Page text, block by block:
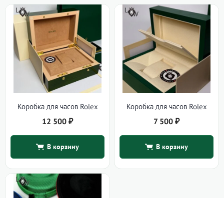
Коробка для часов Rolex
12 500 ₽
В корзину
Коробка для часов Rolex
7 500 ₽
В корзину